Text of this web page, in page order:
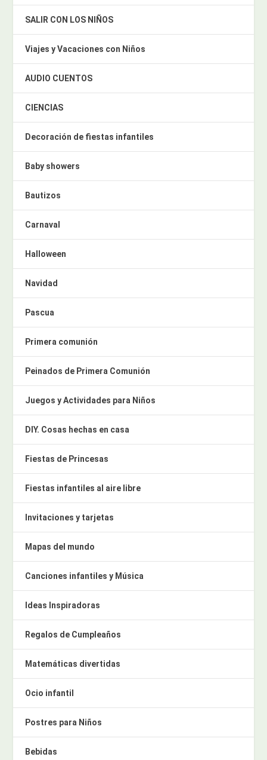
SALIR CON LOS NIÑOS
Viajes y Vacaciones con Niños
AUDIO CUENTOS
CIENCIAS
Decoración de fiestas infantiles
Baby showers
Bautizos
Carnaval
Halloween
Navidad
Pascua
Primera comunión
Peinados de Primera Comunión
Juegos y Actividades para Niños
DIY. Cosas hechas en casa
Fiestas de Princesas
Fiestas infantiles al aire libre
Invitaciones y tarjetas
Mapas del mundo
Canciones infantiles y Música
Ideas Inspiradoras
Regalos de Cumpleaños
Matemáticas divertidas
Ocio infantil
Postres para Niños
Bebidas